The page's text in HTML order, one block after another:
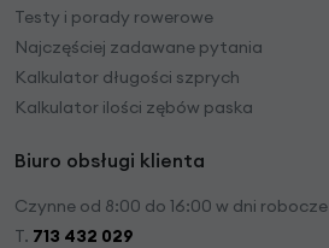
Testy i porady rowerowe
Najczęściej zadawane pytania
Kalkulator długości szprych
Kalkulator ilości zębów paska
Biuro obsługi klienta
Czynne od 8:00 do 16:00 w dni robocze
T. 713 432 029